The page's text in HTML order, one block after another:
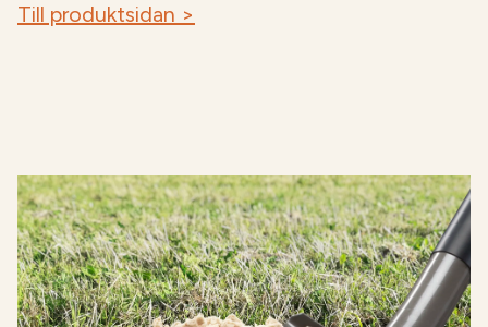
Till produktsidan >